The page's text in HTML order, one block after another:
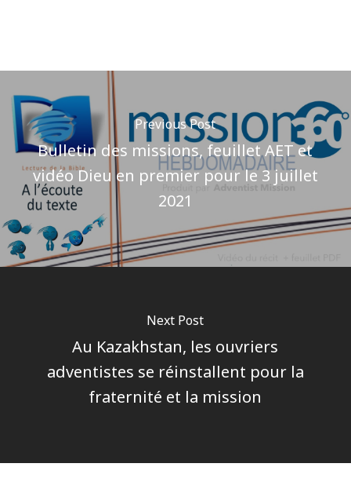
Previous Post
Bulletin des missions, feuillet AET et
vidéo Dieu en premier pour le 3 juillet
2021
Next Post
Au Kazakhstan, les ouvriers
adventistes se réinstallent pour la
fraternité et la mission